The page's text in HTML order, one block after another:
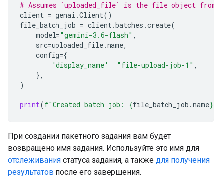
# Assumes `uploaded_file` is the file object from
client = genai .Client()
file_batch_job = client.batches .create(
model="gemini-3.6-flash" ,
src=uploaded_file.name,
config={
'display_name' : "file-upload-job-1" ,
},
)
print(f"Created batch job: {file_batch_job .name}
При создании пакетного задания вам будет
возвращено имя задания. Используйте это имя для
отслеживания статуса задания, а также для получения
результатов после его завершения.